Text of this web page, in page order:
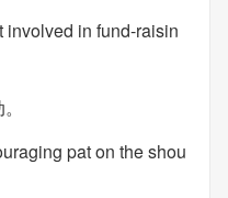
involved in fund-raisin
pat on the shou